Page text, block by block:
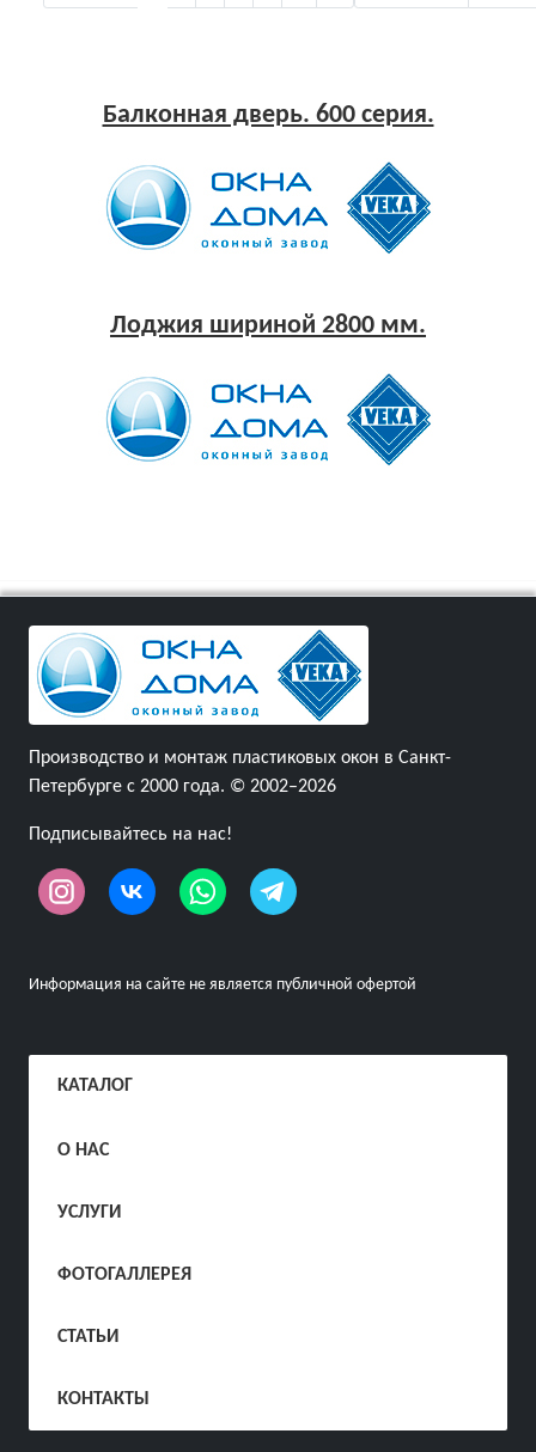
Балконная дверь. 600 серия.
Лоджия шириной 2800 мм.
Производство и монтаж пластиковых окон в Санкт-
Петербурге с 2000 года. © 2002–2026
Подписывайтесь на нас!
Информация на сайте не является публичной офертой
КАТАЛОГ
О НАС
УСЛУГИ
ФОТОГАЛЛЕРЕЯ
СТАТЬИ
КОНТАКТЫ